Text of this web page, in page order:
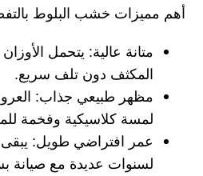
أهم مميزات خشب البلوط
متانة عالية: يتحمل الأوزان
المكثف دون تلف سريع.
مظهر طبيعي جذاب:
لمسة كلاسيكية وفخمة
عمر افتراضي طويل:
لسنوات عديدة مع صيانة